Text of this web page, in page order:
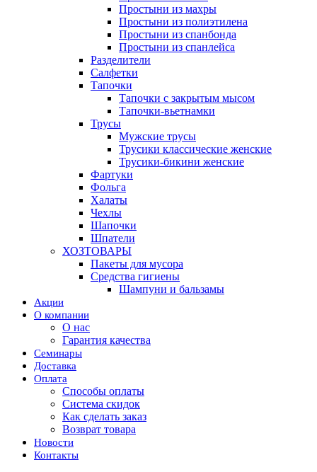
Простыни из махры
Простыни из полиэтилена
Простыни из спанбонда
Простыни из спанлейса
Разделители
Салфетки
Тапочки
Тапочки с закрытым мысом
Тапочки-вьетнамки
Трусы
Мужские трусы
Трусики классические женские
Трусики-бикини женские
Фартуки
Фольга
Халаты
Чехлы
Шапочки
Шпатели
ХОЗТОВАРЫ
Пакеты для мусора
Средства гигиены
Шампуни и бальзамы
Акции
О компании
О нас
Гарантия качества
Семинары
Доставка
Оплата
Способы оплаты
Система скидок
Как сделать заказ
Возврат товара
Новости
Контакты